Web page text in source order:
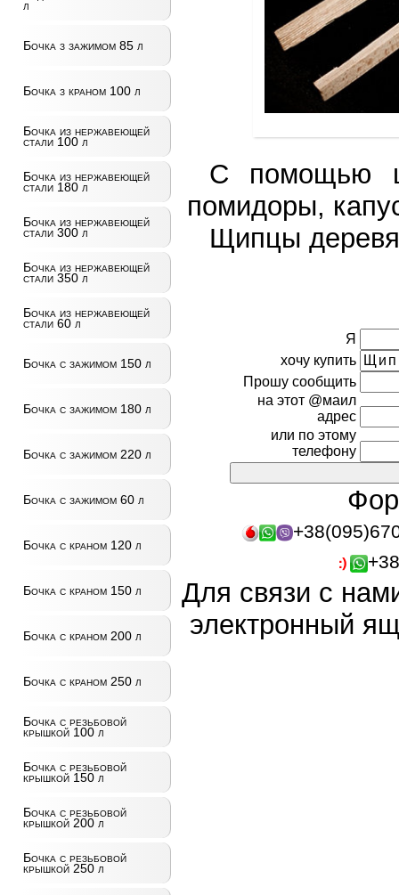
л
Бочка з зажимом 85 л
Бочка з краном 100 л
Бочка из нержавеющей
стали 100 л
Бочка из нержавеющей
стали 180 л
Бочка из нержавеющей
стали 300 л
Бочка из нержавеющей
стали 350 л
Бочка из нержавеющей
стали 60 л
Бочка с зажимом 150 л
Бочка с зажимом 180 л
Бочка с зажимом 220 л
Бочка с зажимом 60 л
Бочка с краном 120 л
Бочка с краном 150 л
Бочка с краном 200 л
Бочка с краном 250 л
Бочка с резьбовой
крышкой 100 л
Бочка с резьбовой
крышкой 150 л
Бочка с резьбовой
крышкой 200 л
Бочка с резьбовой
крышкой 250 л
С помощью
помидоры,
Щипцы
Я
хочу купить
Прошу сообщить
на этот @маил
адрес
или по этому
телефону
Для связи с
электронный